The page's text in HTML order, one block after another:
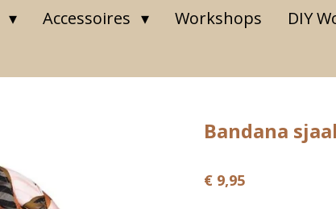
Accessoires Workshops DIY
Bandana
€ 9,95